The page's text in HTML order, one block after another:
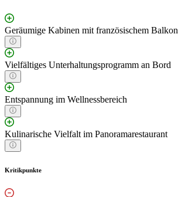
Geräumige Kabinen mit französischem Balkon
Vielfältiges Unterhaltungsprogramm an Bord
Entspannung im Wellnessbereich
Kulinarische Vielfalt im Panoramarestaurant
Kritikpunkte